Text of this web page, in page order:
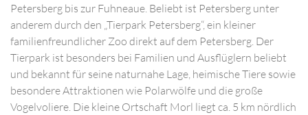
Petersberg bis zur Fuhneaue. Beliebt ist Petersberg unter
anderem durch den „Tierpark Petersberg“, ein kleiner
familienfreundlicher Zoo direkt auf dem Petersberg. Der
Tierpark ist besonders bei Familien und Ausflüglern beliebt
und bekannt für seine naturnahe Lage, heimische Tiere sowie
besondere Attraktionen wie Polarwölfe und die große
Vogelvoliere. Die kleine Ortschaft Morl liegt ca. 5 km nördlich